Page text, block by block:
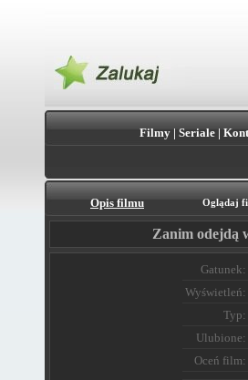
Filmy| Seriale|
Opis filmu Oglądaj
Zanim odejdą
Gatunek:
Wyświetleń:
Typ:
Ulubione:
Oceń film: